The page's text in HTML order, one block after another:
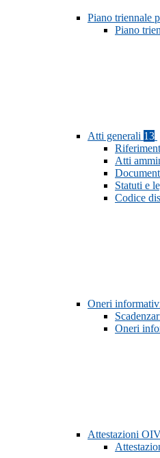
Piano triennale
Piano
Atti generali 13
Atti
Statuti e
Codice
Oneri
Oneri
Attestazioni